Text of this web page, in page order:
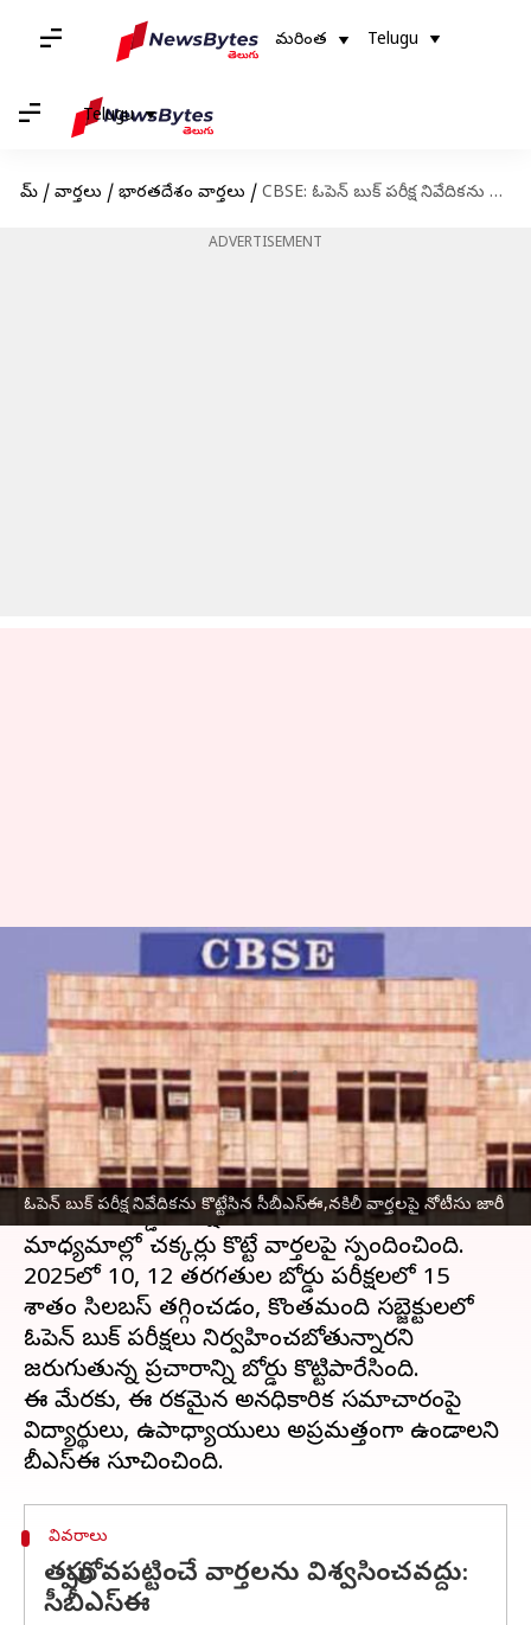
మరింత Telugu
Telugu
హోమ్ / వార్తలు / భారతదేశం వార్తలు / CBSE: ఓపెన్ బుక్ పరీక్ష నివేదికను కొట్టేసిన సీబీఎస్‌ఈ, నకిలీ వార్తలపై నోటీసు జారీ
ADVERTISEMENT
ఓపెన్ బుక్ పరీక్ష నివేదికను కొట్టేసిన సీబీఎస్‌ఈ,నకిలీ వార్తలపై నోటీసు జారీ
CBSE: ఓపెన్ బుక్ పరీక్ష నివేదికను
కొట్టేసిన సీబీఎస్‌ఈ, నకిలీ వార్తలపై
నోటీసు జారీ
వ్రాసిన వారు Sirish Praharaju Nov 19, 2024 04:37 pm
ఈ వార్తాకథనం ఏంటి
సీబీఎస్‌ఈ (CBSE) వచ్చే ఏడాది జరగనున్న 10, 12వ
తరగతుల బోర్డు పరీక్షలకు సంబంధించి సామాజిక
మాధ్యమాల్లో చక్కర్లు కొట్టే వార్తలపై స్పందించింది.
2025లో 10, 12 తరగతుల బోర్డు పరీక్షలలో 15
శాతం సిలబస్ తగ్గించడం, కొంతమంది సబ్జెక్టులలో
ఓపెన్ బుక్‌ పరీక్షలు నిర్వహించబోతున్నారని
జరుగుతున్న ప్రచారాన్ని బోర్డు కొట్టిపారేసింది.
ఈ మేరకు, ఈ రకమైన అనధికారిక సమాచారంపై
విద్యార్థులు, ఉపాధ్యాయులు అప్రమత్తంగా ఉండాలని
వివరాలు
తప్పుదోవపట్టించే వార్తలను విశ్వసించవద్దు:
సీబీఎస్‌ఈ